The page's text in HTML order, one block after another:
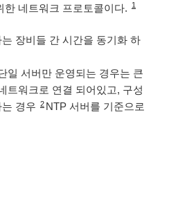
네트워크 프로토콜이다.
1
장비들 간 시간을 동기화 하
일 서버만 운영되는 경우는 큰
트워크로 연결 되어있고, 구성
경우 2 NTP 서버를 기준으로